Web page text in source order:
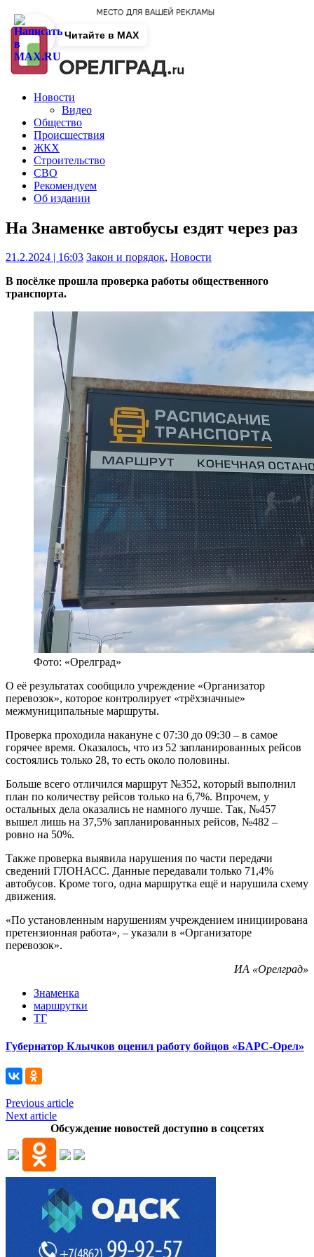
Новости
Видео
Общество
Происшествия
ЖКХ
Строительство
СВО
Рекомендуем
Об издании
На Знаменке автобусы ездят через раз
21.2.2024 | 16:03 Закон и порядок, Новости
В посёлке прошла проверка работы общественного
транспорта.
Фото: «Орелград»
О её результатах сообщило учреждение «Организатор
перевозок», которое контролирует «трёхзначные»
межмуниципальные маршруты.
Проверка проходила накануне с 07:30 до 09:30 – в самое
горячее время. Оказалось, что из 52 запланированных рейсов
состоялись только 28, то есть около половины.
Больше всего отличился маршрут №352, который выполнил
план по количеству рейсов только на 6,7%. Впрочем, у
остальных дела оказались не намного лучше. Так, №457
вышел лишь на 37,5% запланированных рейсов, №482 –
ровно на 50%.
Также проверка выявила нарушения по части передачи
сведений ГЛОНАСС. Данные передавали только 71,4%
автобусов. Кроме того, одна маршрутка ещё и нарушила схему
движения.
«По установленным нарушениям учреждением инициирована
претензионная работа», – указали в «Организаторе
перевозок».
ИА «Орелград»
Знаменка
маршрутки
ТГ
Губернатор Клычков оценил работу бойцов «БАРС-Орел»
Previous article
Next article
Обсуждение новостей доступно в соцсетях
Читайте в MAX